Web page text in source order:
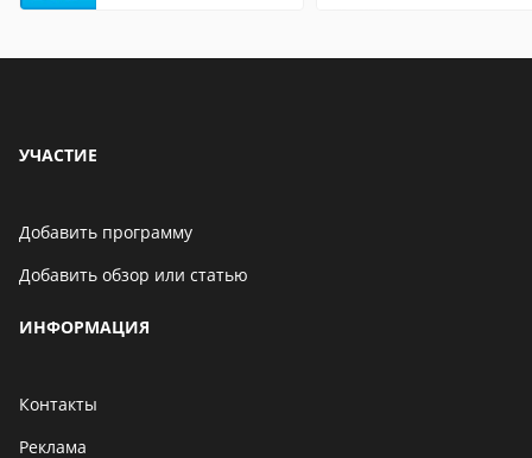
УЧАСТИЕ
Добавить программу
Добавить обзор или статью
ИНФОРМАЦИЯ
Контакты
Реклама